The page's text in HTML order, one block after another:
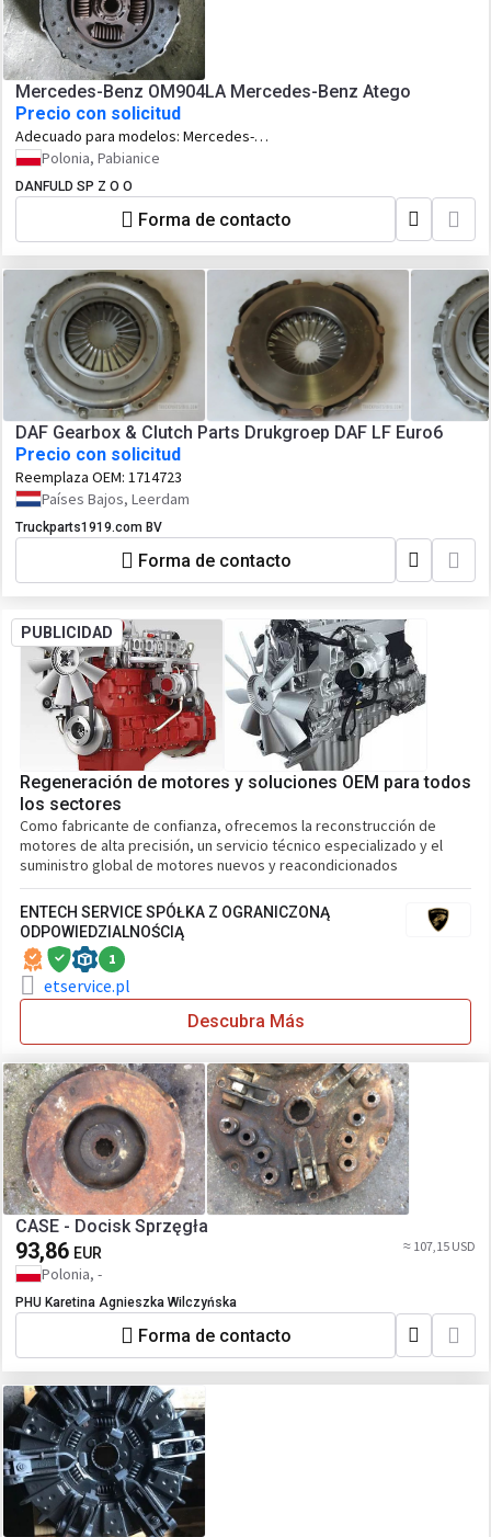
Mercedes-Benz OM904LA Mercedes-Benz Atego
Precio con solicitud
Adecuado para modelos: Mercedes-
Benz Atego
Polonia, Pabianice
DANFULD SP Z O O
Forma de contacto
DAF Gearbox & Clutch Parts Drukgroep DAF LF Euro6
Precio con solicitud
Reemplaza OEM: 1714723
Países Bajos, Leerdam
Truckparts1919.com BV
Forma de contacto
PUBLICIDAD
Regeneración de motores y soluciones OEM para todos
los sectores
Como fabricante de confianza, ofrecemos la reconstrucción de
motores de alta precisión, un servicio técnico especializado y el
suministro global de motores nuevos y reacondicionados
ENTECH SERVICE SPÓŁKA Z OGRANICZONĄ
ODPOWIEDZIALNOŚCIĄ
1
etservice.pl
Descubra Más
CASE - Docisk Sprzęgła
93,86 EUR ≈ 107,15 USD
Polonia, -
PHU Karetina Agnieszka Wilczyńska
Forma de contacto